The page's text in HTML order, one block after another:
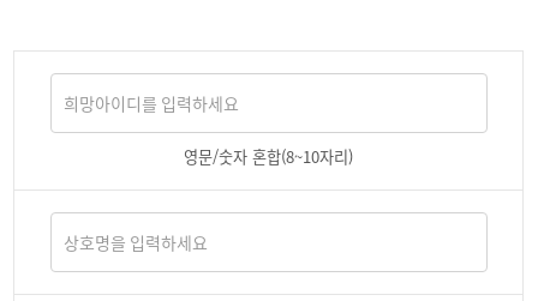
영문/숫자 혼합(8~10자리)